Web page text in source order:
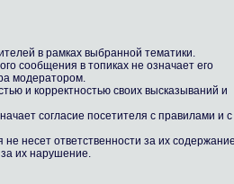
в рамках выбранной тематики.
сообщения в топиках не означает его
модератором.
и корректностью своих высказываний и
согласие посетителя с правилами и с
несет ответственности за их
их нарушение.